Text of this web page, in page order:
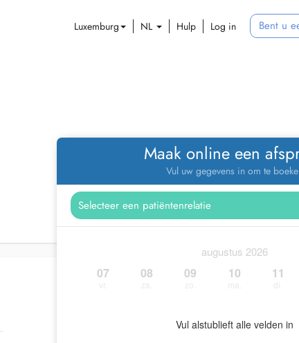
Luxemburg NL Hulp Log in Bent u
Maak online een
Vul uw gegevens in om te
augustus 2026
07 08 09 10 11
Vul alstublieft alle velden in